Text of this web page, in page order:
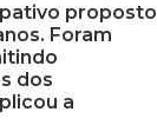
proposto
Foram
dos
a